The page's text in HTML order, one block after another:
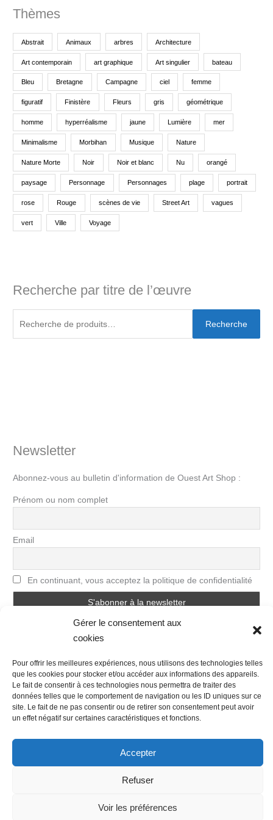
Gérer le consentement aux
cookies
Pour offrir les meilleures expériences, nous utilisons des technologies telles
que les cookies pour stocker et/ou accéder aux informations des appareils.
Le fait de consentir à ces technologies nous permettra de traiter des
données telles que le comportement de navigation ou les ID uniques sur ce
site. Le fait de ne pas consentir ou de retirer son consentement peut avoir
un effet négatif sur certaines caractéristiques et fonctions.
Accepter
Refuser
Voir les préférences
Thèmes
Abstrait Animaux arbres Architecture
Art contemporain art graphique Art singulier bateau
Bleu Bretagne Campagne ciel femme
figuratif Finistère Fleurs gris géométrique
homme hyperréalisme jaune Lumière mer
Minimalisme Morbihan Musique Nature
Nature Morte Noir Noir et blanc Nu orangé
paysage Personnage Personnages plage portrait
rose Rouge scènes de vie Street Art vagues
vert Ville Voyage
Recherche par titre de l’œuvre
Recherche
Newsletter
Abonnez-vous au bulletin d'information de Ouest Art Shop :
Prénom ou nom complet
Email
En continuant, vous acceptez la politique de confidentialité
Nous contacter
Conditions Générales de Ventes
Politique de confidentialité
Mentions légales
Mon compte